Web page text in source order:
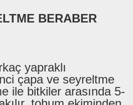
BERABER
yapraklı
çapa ve seyreltme
ile bitkiler arasında 5-